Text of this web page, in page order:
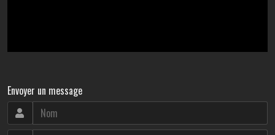
Envoyer un message